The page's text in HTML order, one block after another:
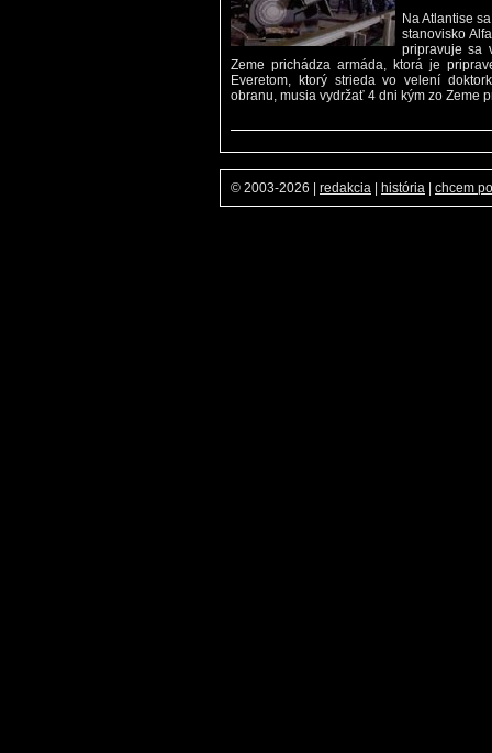
Na Atlantise
stanovisko
pripravuje sa
Zeme prichádza armáda, ktorá je
Everetom, ktorý strieda vo velení
obranu, musia vydržať 4 dni kým zo Zeme
© 2003-2026 redakcia história chcem